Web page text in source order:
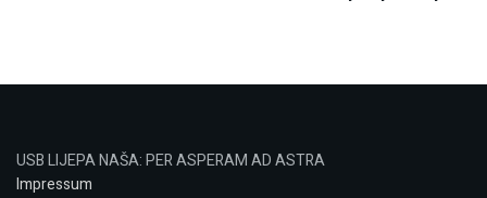
USB LIJEPA NAŠA: PER ASPERAM AD ASTRA
Impressum